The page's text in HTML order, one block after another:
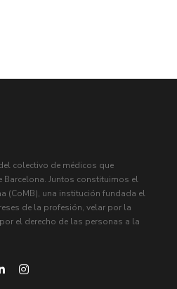
colectivo de médicos que
Juntos constituimos el
(CoMB), una institución fundada el
de la profesión, velar por la
el derecho de las personas a la